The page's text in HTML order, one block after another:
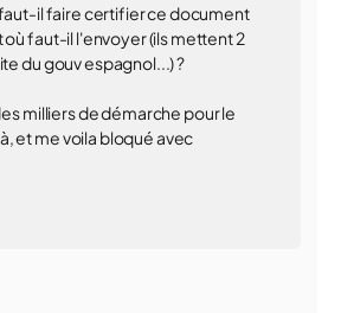
il faire certifier ce document
où faut-il l'envoyer (ils mettent 2
du gouv espagnol...) ?
milliers de démarche pour le
et me voila bloqué avec